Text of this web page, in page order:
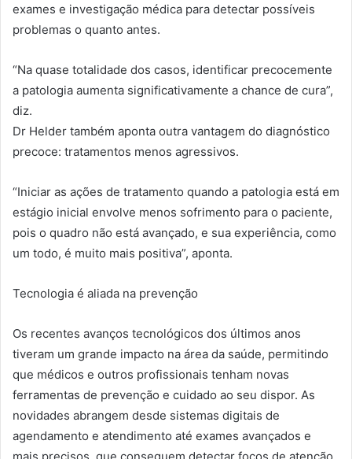
exames e investigação médica para detectar possíveis
problemas o quanto antes.
“Na quase totalidade dos casos, identificar precocemente
a patologia aumenta significativamente a chance de cura”,
diz.
Dr Helder também aponta outra vantagem do diagnóstico
precoce: tratamentos menos agressivos.
“Iniciar as ações de tratamento quando a patologia está em
estágio inicial envolve menos sofrimento para o paciente,
pois o quadro não está avançado, e sua experiência, como
um todo, é muito mais positiva”, aponta.
Tecnologia é aliada na prevenção
Os recentes avanços tecnológicos dos últimos anos
tiveram um grande impacto na área da saúde, permitindo
que médicos e outros profissionais tenham novas
ferramentas de prevenção e cuidado ao seu dispor. As
novidades abrangem desde sistemas digitais de
agendamento e atendimento até exames avançados e